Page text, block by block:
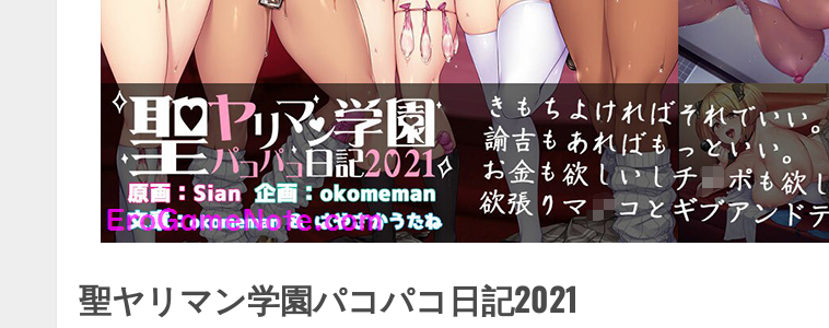
聖ヤリマン学園パコパコ日記2021